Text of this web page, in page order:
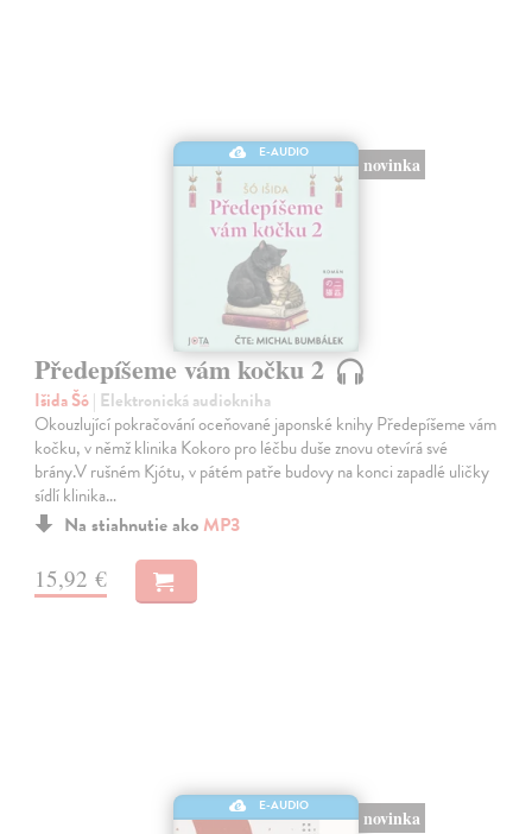
E-AUDIO
novinka
Předepíšeme vám kočku 2
Išida Šó| Elektronická audiokniha
Okouzlující pokračování oceňované japonské knihy Předepíšeme vám
kočku, v němž klinika Kokoro pro léčbu duše znovu otevírá své
brány.V rušném Kjótu, v pátém patře budovy na konci zapadlé uličky
sídlí klinika…
Na stiahnutie ako MP3
15,92 €
E-AUDIO
novinka